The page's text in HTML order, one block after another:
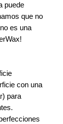
puede
que no
es una
con una
para